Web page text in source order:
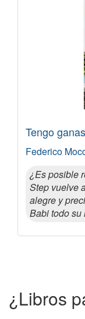
Tengo
Federico
¿Es posible
Step vuelve
alegre y
Babi todo su
¿Libros